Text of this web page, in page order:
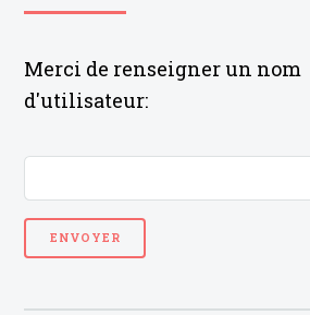
Merci de renseigner un nom
d'utilisateur: